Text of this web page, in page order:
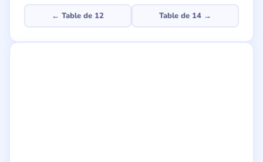
← Table de 12 Table de 14 →